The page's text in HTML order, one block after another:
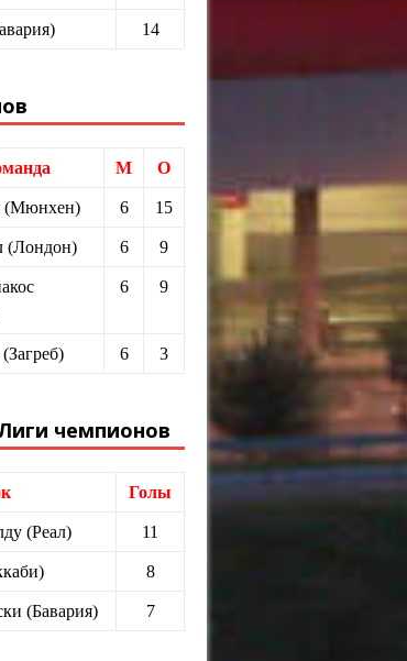
14
М О
(Мюнхен) 6 15
(Лондон) 6 9
6 9
6 3
чемпионов
Голы
(Реал) 11
8
(Бавария) 7